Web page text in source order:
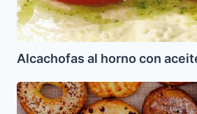
Alcachofas al horno con
La
Historia